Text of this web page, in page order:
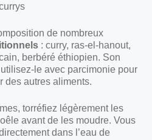
de nombreux
: curry, ras-el-hanout,
berbéré éthiopien. Son
le avec parcimonie pour
des autres aliments.
torréfiez légèrement les
avant de les moudre. Vous
dans l’eau de